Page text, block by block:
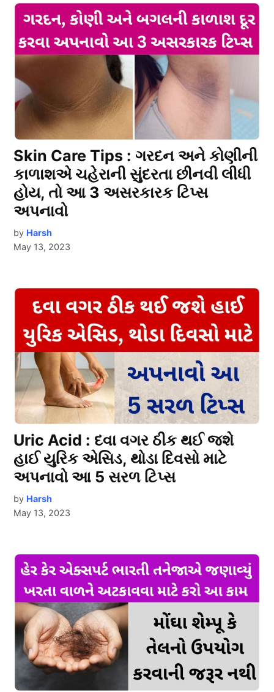
Skin Care Tips : ગરદન અને કોણીની
કાળાશએ ચહેરાની સુંદરતા છીનવી લીધી
હોય, તો આ 3 અસરકારક ટિપ્સ
અપનાવો
by Harsh
May 13, 2023
Uric Acid : દવા વગર ઠીક થઈ જશે
હાઈ યુરિક એસિડ, થોડા દિવસો માટે
અપનાવો આ 5 સરળ ટિપ્સ
by Harsh
May 13, 2023